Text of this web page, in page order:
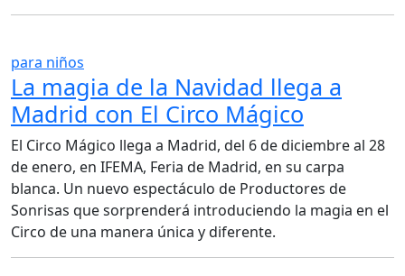
para niños
La magia de la Navidad llega a
Madrid con El Circo Mágico
El Circo Mágico llega a Madrid, del 6 de diciembre al 28
de enero, en IFEMA, Feria de Madrid, en su carpa
blanca. Un nuevo espectáculo de Productores de
Sonrisas que sorprenderá introduciendo la magia en el
Circo de una manera única y diferente.